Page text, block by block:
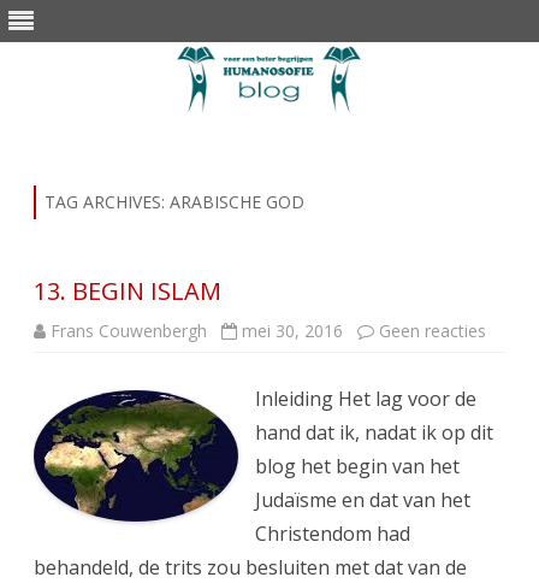
TAG ARCHIVES: ARABISCHE GOD
13. BEGIN ISLAM
Frans Couwenbergh mei 30, 2016 Geen reacties
Inleiding Het lag voor de
hand dat ik, nadat ik op dit
blog het begin van het
Judaïsme en dat van het
Christendom had
behandeld, de trits zou besluiten met dat van de